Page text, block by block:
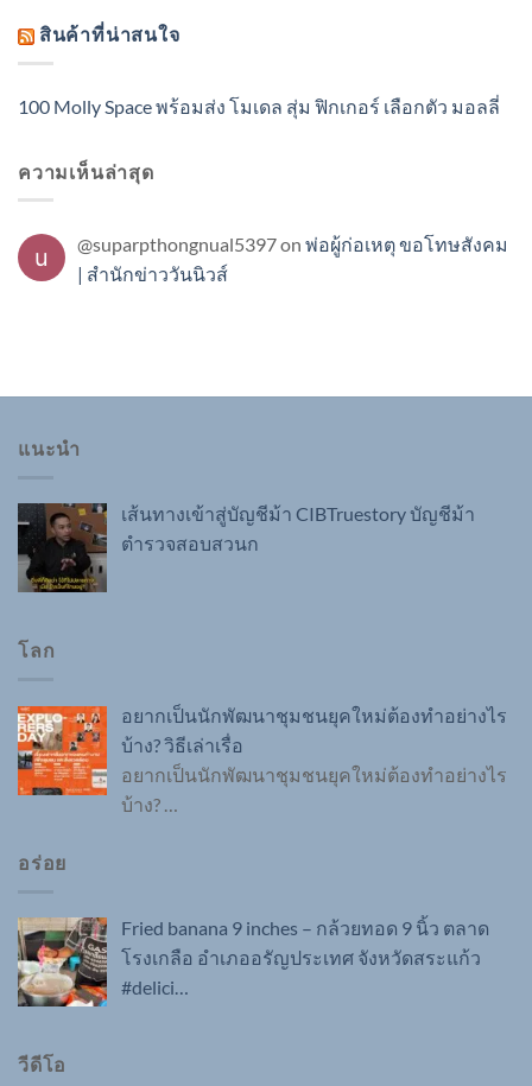
สินค้าที่น่าสนใจ
100 Molly Space พร้อมส่ง โมเดล สุ่ม ฟิกเกอร์ เลือกตัว มอลลี่
ความเห็นล่าสุด
@suparpthongnual5397on พ่อผู้ก่อเหตุ ขอโทษสังคม
| สำนักข่าววันนิวส์
แนะนำ
เส้นทางเข้าสู่บัญชีม้า CIBTruestory บัญชีม้า
ตำรวจสอบสวนก
โลก
อยากเป็นนักพัฒนาชุมชนยุคใหม่ต้องทำอย่างไร
บ้าง? วิธีเล่าเรื่อ
อยากเป็นนักพัฒนาชุมชนยุคใหม่ต้องทำอย่างไร
บ้าง? …
อร่อย
Fried banana 9 inches – กล้วยทอด 9 นิ้ว ตลาด
โรงเกลือ อำเภออรัญประเทศ จังหวัดสระแก้ว
#delici…
วีดีโอ